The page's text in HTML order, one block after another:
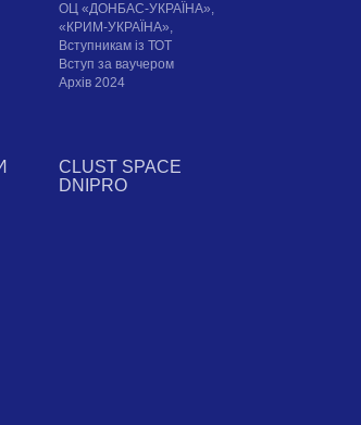
ОЦ «ДОНБАС-УКРАЇНА»,
«КРИМ-УКРАЇНА»,
Вступникам із ТОТ
Вступ за ваучером
Архів 2024
CLUST SPACE
DNIPRO